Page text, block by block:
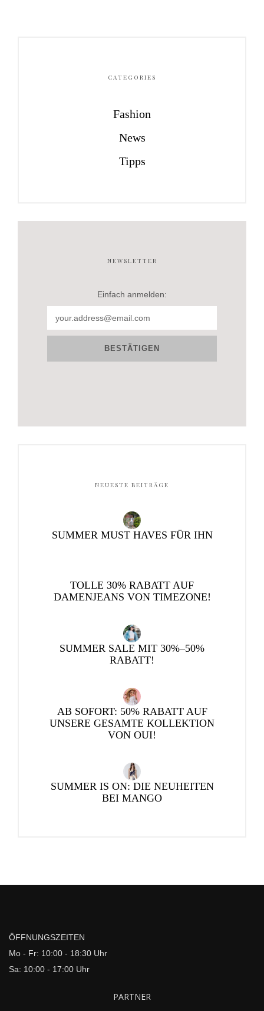
CATEGORIES
Fashion
News
Tipps
NEWSLETTER
Einfach anmelden:
NEUESTE BEITRÄGE
SUMMER MUST HAVES FÜR IHN
TOLLE 30% RABATT AUF
DAMENJEANS VON TIMEZONE!
SUMMER SALE MIT 30%–50%
RABATT!
AB SOFORT: 50% RABATT AUF
UNSERE GESAMTE KOLLEKTION
VON OUI!
SUMMER IS ON: DIE NEUHEITEN
BEI MANGO
ÖFFNUNGSZEITEN
Mo - Fr: 10:00 - 18:30 Uhr
Sa: 10:00 - 17:00 Uhr
PARTNER